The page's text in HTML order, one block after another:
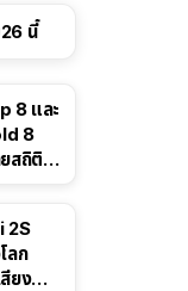
นี้
8 และ
8
สถิติ
2S
ลก
ยง